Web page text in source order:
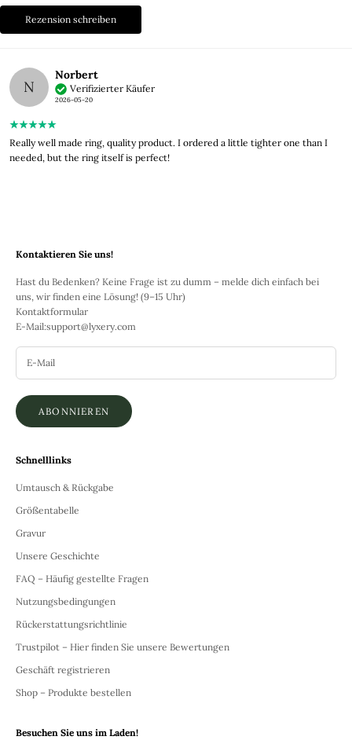
Rezension schreiben
N
Norbert
Verifizierter Käufer
2026-05-20
Really well made ring, quality product. I ordered a little tighter one than I
needed, but the ring itself is perfect!
Kontaktieren Sie uns!
Hast du Bedenken? Keine Frage ist zu dumm – melde dich einfach bei
uns, wir finden eine Lösung! (9–15 Uhr)
Kontaktformular
E-Mail:support@lyxery.com
ABONNIEREN
Schnelllinks
Umtausch & Rückgabe
Größentabelle
Gravur
Unsere Geschichte
FAQ – Häufig gestellte Fragen
Nutzungsbedingungen
Rückerstattungsrichtlinie
Trustpilot – Hier finden Sie unsere Bewertungen
Geschäft registrieren
Shop – Produkte bestellen
Besuchen Sie uns im Laden!